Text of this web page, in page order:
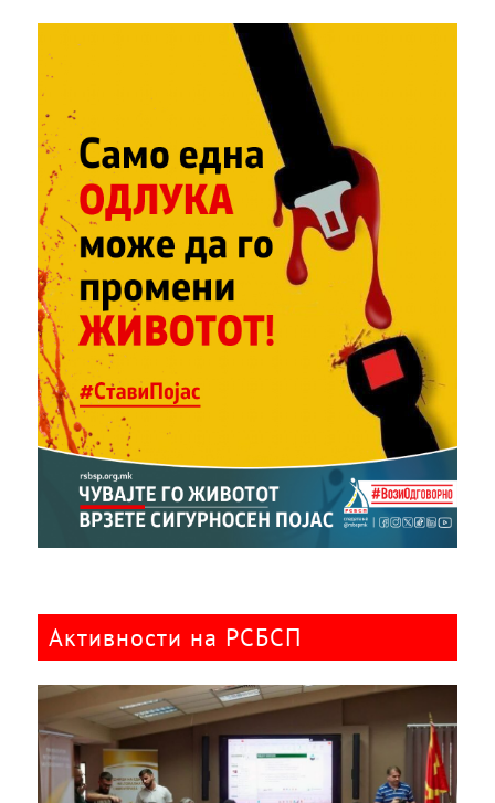
Активности на РСБСП